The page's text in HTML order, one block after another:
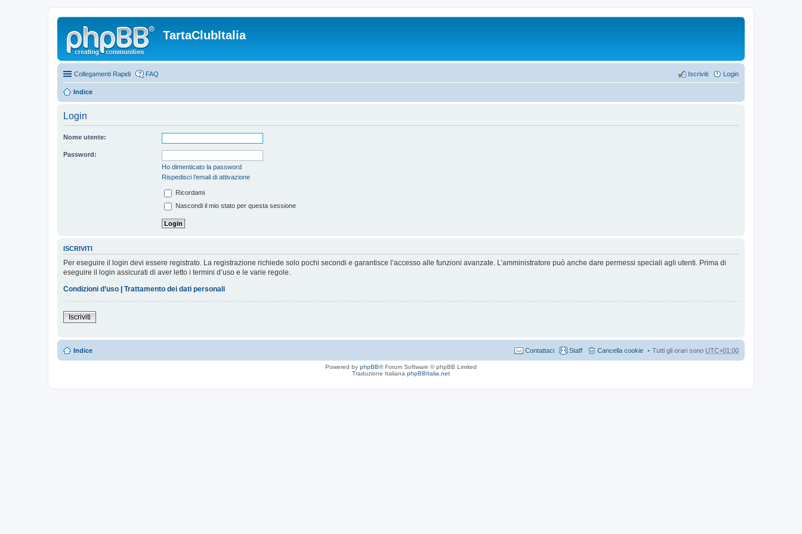
TartaClubItalia
Collegamenti Rapidi FAQ Login
Iscriviti
Indice
Login
Nome utente:
Password:
Ho dimenticato la password
Rispedisci l’email di attivazione
Ricordami
Nascondi il mio stato per questa sessione
ISCRIVITI
Per eseguire il login devi essere registrato. La registrazione richiede solo pochi secondi e garantisce l’accesso alle funzioni avanzate. L’amministratore può anche dare permessi speciali agli utenti. Prima di
eseguire il login assicurati di aver letto i termini d’uso e le varie regole.
Condizioni d’uso | Trattamento dei dati personali
Iscriviti
Indice Tutti gli orari sono UTC+01:00
Cancella cookie
Staff
Contattaci
Powered by phpBB® Forum Software © phpBB Limited
Traduzione Italiana phpBBItalia.net